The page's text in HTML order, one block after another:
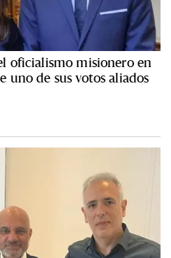
oficialismo misionero en
uno de sus votos aliados